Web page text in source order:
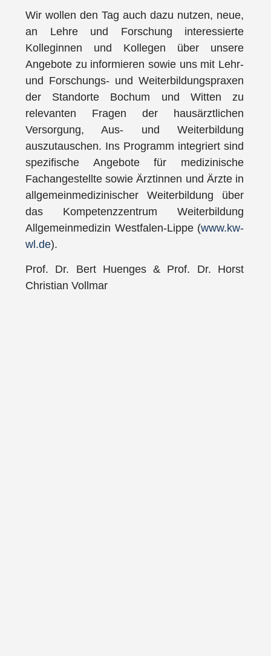
Wir wollen den Tag auch dazu nutzen, neue,
an Lehre und Forschung interessierte
Kolleginnen und Kollegen über unsere
Angebote zu informieren sowie uns mit Lehr-
und Forschungs- und Weiterbildungspraxen
der Standorte Bochum und Witten zu
relevanten Fragen der hausärztlichen
Versorgung, Aus- und Weiterbildung
auszutauschen. Ins Programm integriert sind
spezifische Angebote für medizinische
Fachangestellte sowie Ärztinnen und Ärzte in
allgemeinmedizinischer Weiterbildung über
das Kompetenzzentrum Weiterbildung
Allgemeinmedizin Westfalen-Lippe (www.kw-
wl.de).
Prof. Dr. Bert Huenges & Prof. Dr. Horst
Christian Vollmar